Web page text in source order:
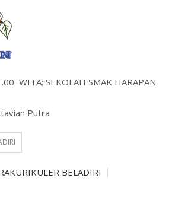
WITA; SEKOLAH SMAK HARAPAN
Putra
BELADIRI